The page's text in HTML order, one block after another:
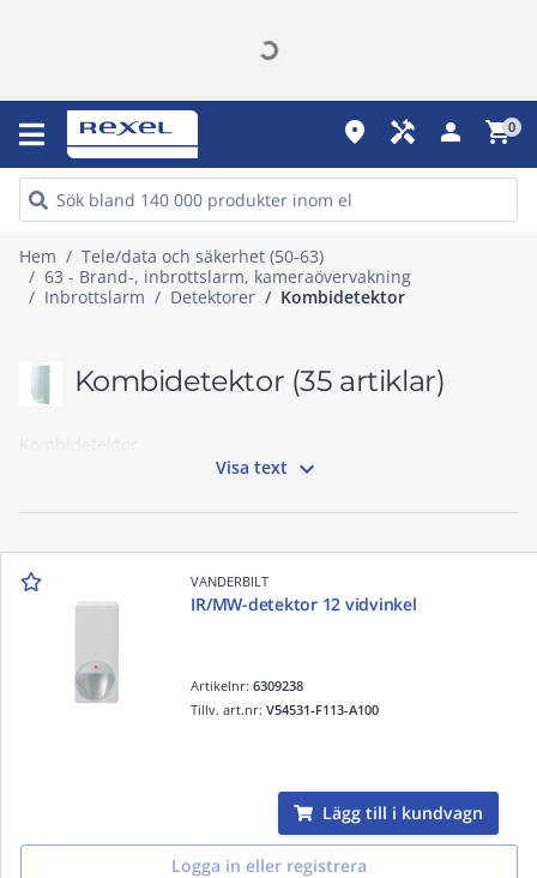
place handyman person shopping_cart0
Hem
Tele/data och säkerhet (50-63)
63 - Brand-, inbrottslarm, kameraövervakning
Inbrottslarm
Detektorer Kombidetektor
Kombidetektor (35 artiklar)
Visa text 
VANDERBILT
IR/MW-detektor 12 vidvinkel
Artikelnr:6309238
Tillv. art.nr:V54531-F113-A100
Lägg till i kundvagn
Logga in eller registrera